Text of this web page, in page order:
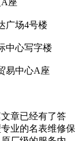
广场4号楼
中心写字楼
易中心A座
章已经有了答
业的名表维修保